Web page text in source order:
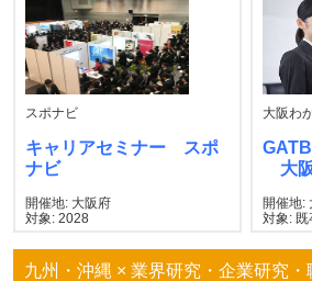
スポナビ
キャリアセミナー スポ
ナビ
開催地: 大阪府
対象: 2028
大阪わ
大
開催地:
対象:
九州・沖縄 × 業界研究・企業研究・